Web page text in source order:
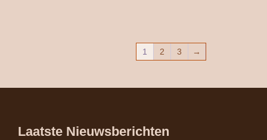
1 2 3 →
Laatste Nieuwsberichten